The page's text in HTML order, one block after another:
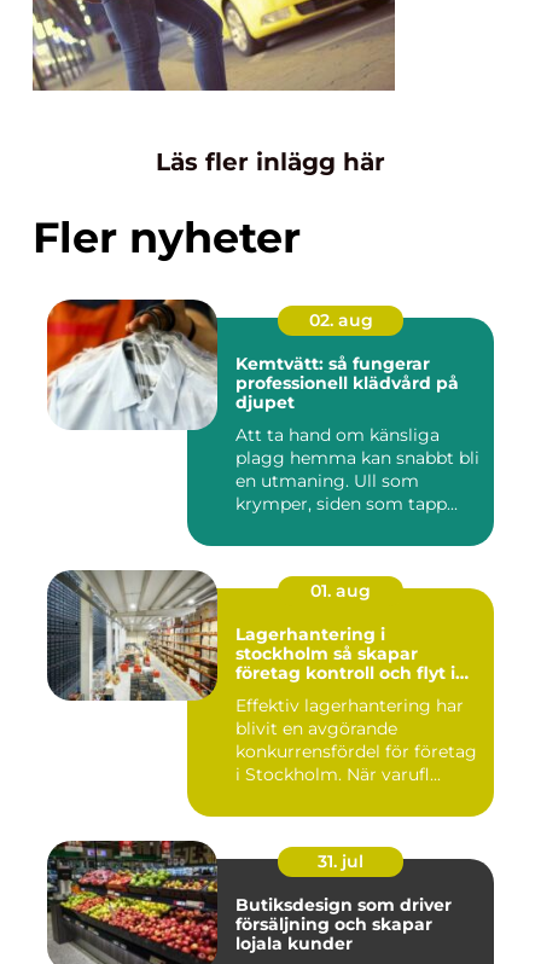
Läs fler inlägg här
Fler nyheter
02. aug
Kemtvätt: så fungerar
professionell klädvård på
djupet
Att ta hand om känsliga
plagg hemma kan snabbt bli
en utmaning. Ull som
krymper, siden som tapp...
01. aug
Lagerhantering i
stockholm så skapar
företag kontroll och flyt i
Effektiv lagerhantering har
blivit en avgörande
konkurrensfördel för företag
i Stockholm. När varufl...
31. jul
Butiksdesign som driver
försäljning och skapar
lojala kunder